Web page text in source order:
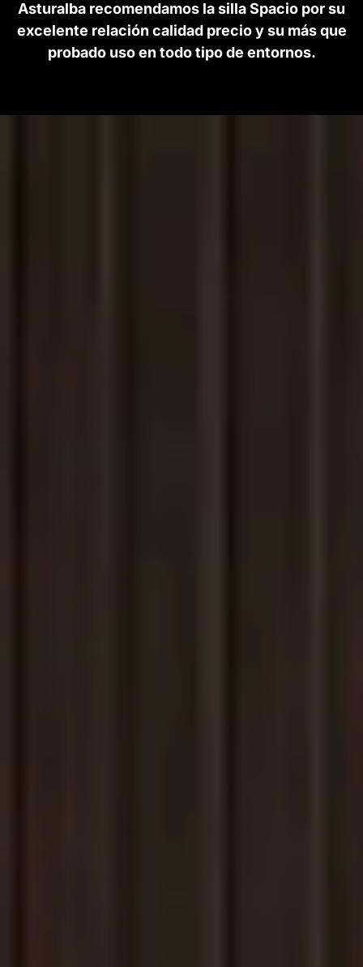
Asturalba recomendamos la silla Spacio por su
excelente relación calidad precio y su más que
probado uso en todo tipo de entornos.